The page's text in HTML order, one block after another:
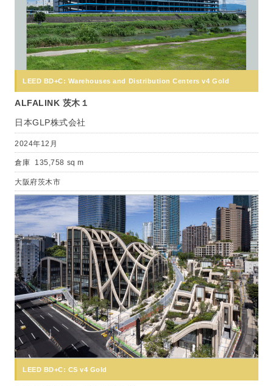
LEED BD+C: Warehouses and Distribution Centers v4 Gold
ALFALINK 茨木１
日本GLP株式会社
2024年12月
倉庫 135,758 sq m
大阪府茨木市
LEED BD+C: CS v4 Gold